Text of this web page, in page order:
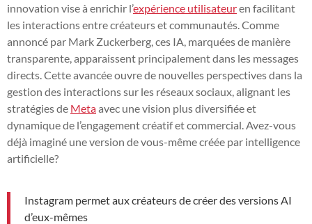
innovation vise à enrichir l’expérience utilisateuren facilitant
les interactions entre créateurs et communautés. Comme
annoncé par Mark Zuckerberg, ces IA, marquées de manière
transparente, apparaissent principalement dans les messages
directs. Cette avancée ouvre de nouvelles perspectives dans la
gestion des interactions sur les réseaux sociaux, alignant les
stratégies de Metaavec une vision plus diversifiée et
dynamique de l’engagement créatif et commercial. Avez-vous
déjà imaginé une version de vous-même créée par intelligence
artificielle?
Instagram permet aux créateurs de créer des versions AI
d’eux-mêmes